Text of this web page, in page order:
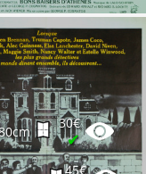
30€
✔
45€